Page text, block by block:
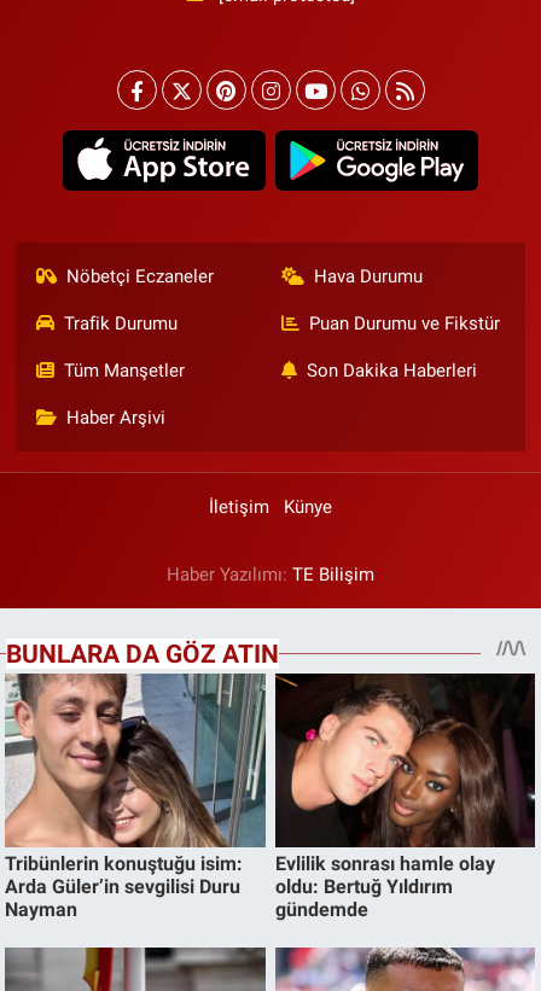
Nöbetçi Eczaneler Hava Durumu
Trafik Durumu Puan Durumu ve Fikstür
Tüm Manşetler Son Dakika Haberleri
Haber Arşivi
İletişim Künye
Haber Yazılımı: TE Bilişim